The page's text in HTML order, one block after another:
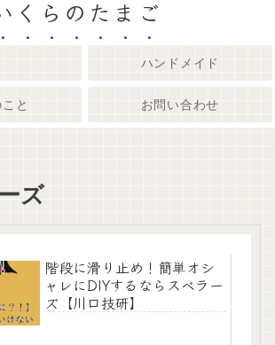
くらのたまご
ハンドメイド
と お問い合わせ
ズ
階段に滑り止め！簡単オシ
ャレにDIYするならスベラー
ズ【川口技研】